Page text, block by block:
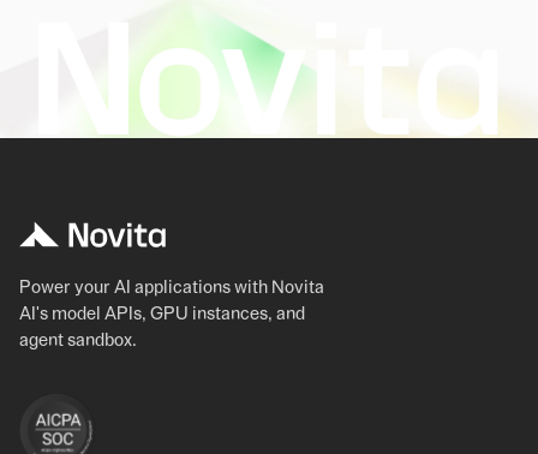
Power your AI applications with Novita
AI's model APIs, GPU instances, and
agent sandbox.